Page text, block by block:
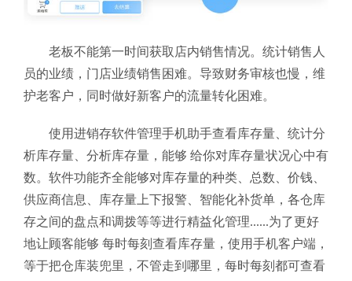
老板不能第一时间获取店内销售情况。统计销售人
员的业绩，门店业绩销售困难。导致财务审核也慢，维
护老客户，同时做好新客户的流量转化困难。
使用进销存软件管理手机助手查看库存量、统计分
析库存量、分析库存量，能够 给你对库存量状况心中有
数。软件功能齐全能够对库存量的种类、总数、价钱、
供应商信息、库存量上下报警、智能化补货单，各仓库
存之间的盘点和调拨等等进行精益化管理......为了更好
地让顾客能够 每时每刻查看库存量，使用手机客户端，
等于把仓库装兜里，不管走到哪里，每时每刻都可查看